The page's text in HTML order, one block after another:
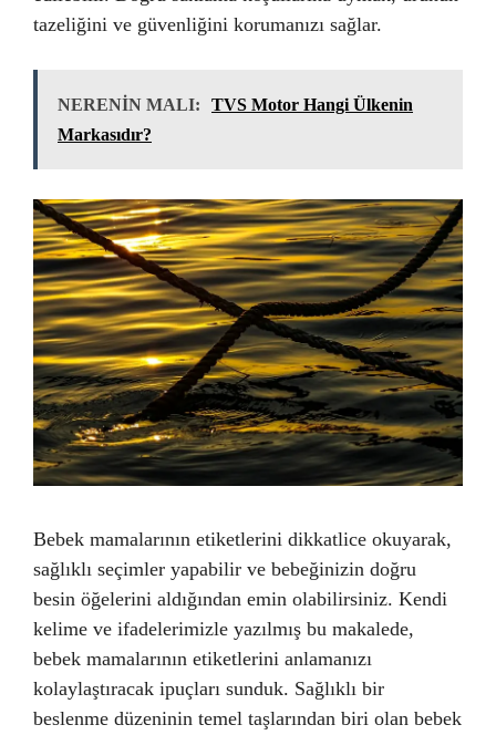
tazeliğini ve güvenliğini korumanızı sağlar.
NERENİN MALI:
TVS Motor Hangi Ülkenin
Markasıdır?
Bebek mamalarının etiketlerini dikkatlice okuyarak,
sağlıklı seçimler yapabilir ve bebeğinizin doğru
besin öğelerini aldığından emin olabilirsiniz. Kendi
kelime ve ifadelerimizle yazılmış bu makalede,
bebek mamalarının etiketlerini anlamanızı
kolaylaştıracak ipuçları sunduk. Sağlıklı bir
beslenme düzeninin temel taşlarından biri olan bebek